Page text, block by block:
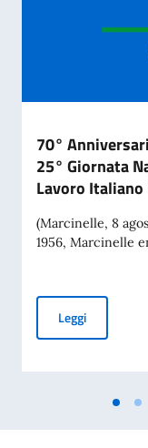
70°
25° Giornata
Lavoro
(Marcinelle, 8
1956, Marcinelle
Leggi70°